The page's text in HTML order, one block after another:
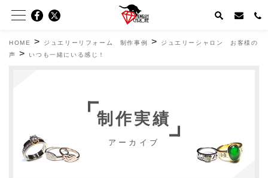
HOME > ジュエリーリフォーム 制作事例 >
ジュエリーシャロン お客様の
声
> いつも一緒にいる感じ！
制作実績
アーカイブ